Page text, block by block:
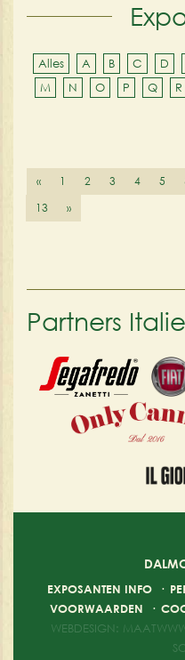
Alles A B C D
M
N O P Q R
« 1 2 3 4 5
13
»
Partners
EXPOSANTEN INFO ·
VOORWAARDEN ·
WEBDESIGN: